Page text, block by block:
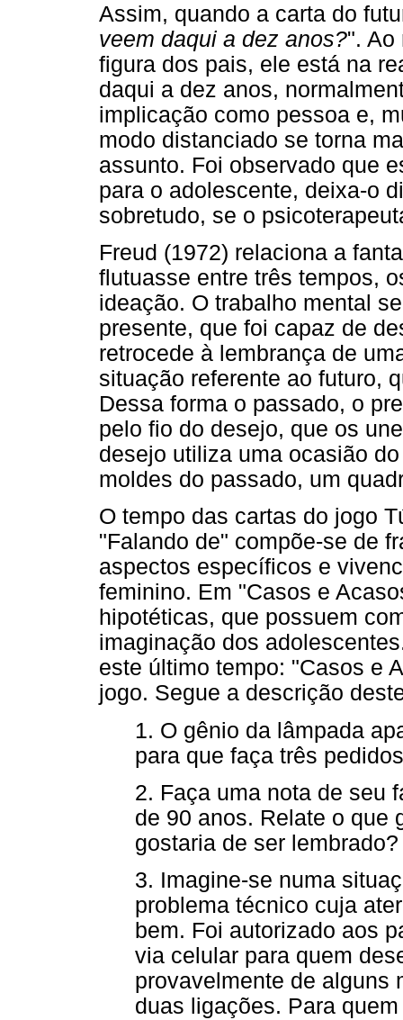
Assim, quando a carta do
veem daqui a dez anos?". Ao
figura dos pais, ele está na
daqui a dez anos,
implicação como pessoa e,
modo distanciado se torna
assunto. Foi observado que
para o adolescente, deixa-o
sobretudo, se o
Freud (1972) relaciona a
flutuasse entre três tempos,
ideação. O trabalho mental
presente, que foi capaz de
retrocede à lembrança de
situação referente ao futuro,
Dessa forma o passado, o
pelo fio do desejo, que os
desejo utiliza uma ocasião
moldes do passado, um
O tempo das cartas do jogo
"Falando de" compõe-se de
aspectos específicos e
feminino. Em "Casos e
hipotéticas, que possuem
imaginação dos
este último tempo: "Casos e
jogo. Segue a descrição
1. O gênio da lâmpada
para que faça três
2. Faça uma nota de seu
de 90 anos. Relate o que
gostaria de ser lembrado?
3. Imagine-se numa
problema técnico cuja
bem. Foi autorizado aos
via celular para quem
provavelmente de alguns
duas ligações. Para